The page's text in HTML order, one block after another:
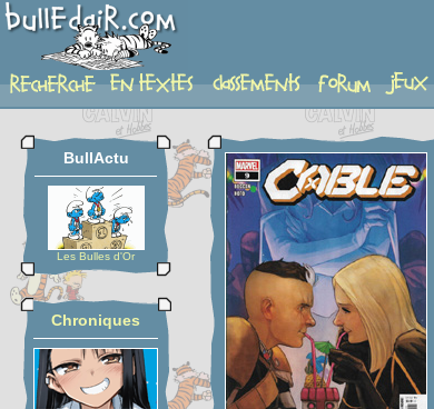
album
BullActu
Les Bulles d'Or
Chroniques